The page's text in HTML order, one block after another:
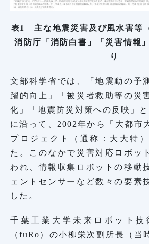
表1 主な地震災害及び風水害等
消防庁「消防白書」「災害情報
り
文部科学省では、「地震動の予
躍的向上」「被災者救助等の災
化」「地震防災対策への反映」
に沿って、2002年から「大都市
プロジェクト（通称：大大特
た。このなかで災害対応ロボッ
われ、情報収集ロボットの移動
ェントセンサーなど数々の要素
した。
千葉工業大学未来ロボット技
（fuRo）の小柳栄次副所長（当